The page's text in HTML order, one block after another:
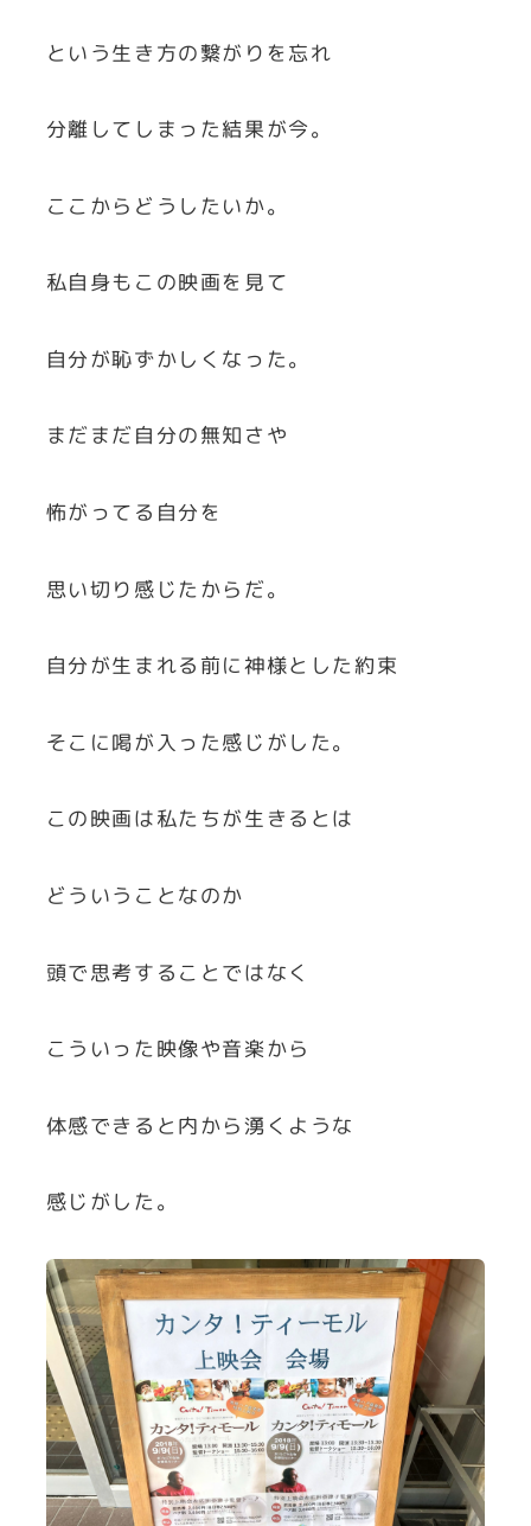
という生き方の繋がりを忘れ
分離してしまった結果が今。
ここからどうしたいか。
私自身もこの映画を見て
自分が恥ずかしくなった。
まだまだ自分の無知さや
怖がってる自分を
思い切り感じたからだ。
自分が生まれる前に神様とした約束
そこに喝が入った感じがした。
この映画は私たちが生きるとは
どういうことなのか
頭で思考することではなく
こういった映像や音楽から
体感できると内から湧くような
感じがした。